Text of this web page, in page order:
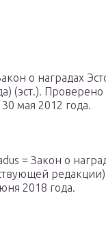
о наградах
(эст.).
мая 2012 года.
= Закон о
2018 года.